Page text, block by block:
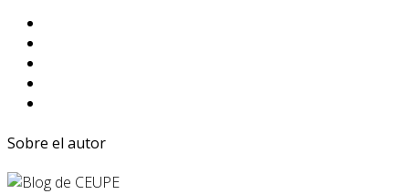
Sobre el autor